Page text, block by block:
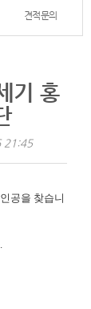
견적문의
기 홍
공을 찾습니